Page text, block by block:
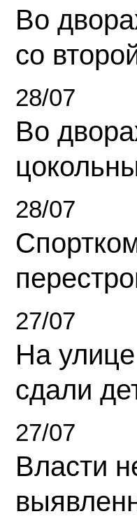
Во
со
28/07
Во
28/07
27/07
На
сдали
27/07
Власти